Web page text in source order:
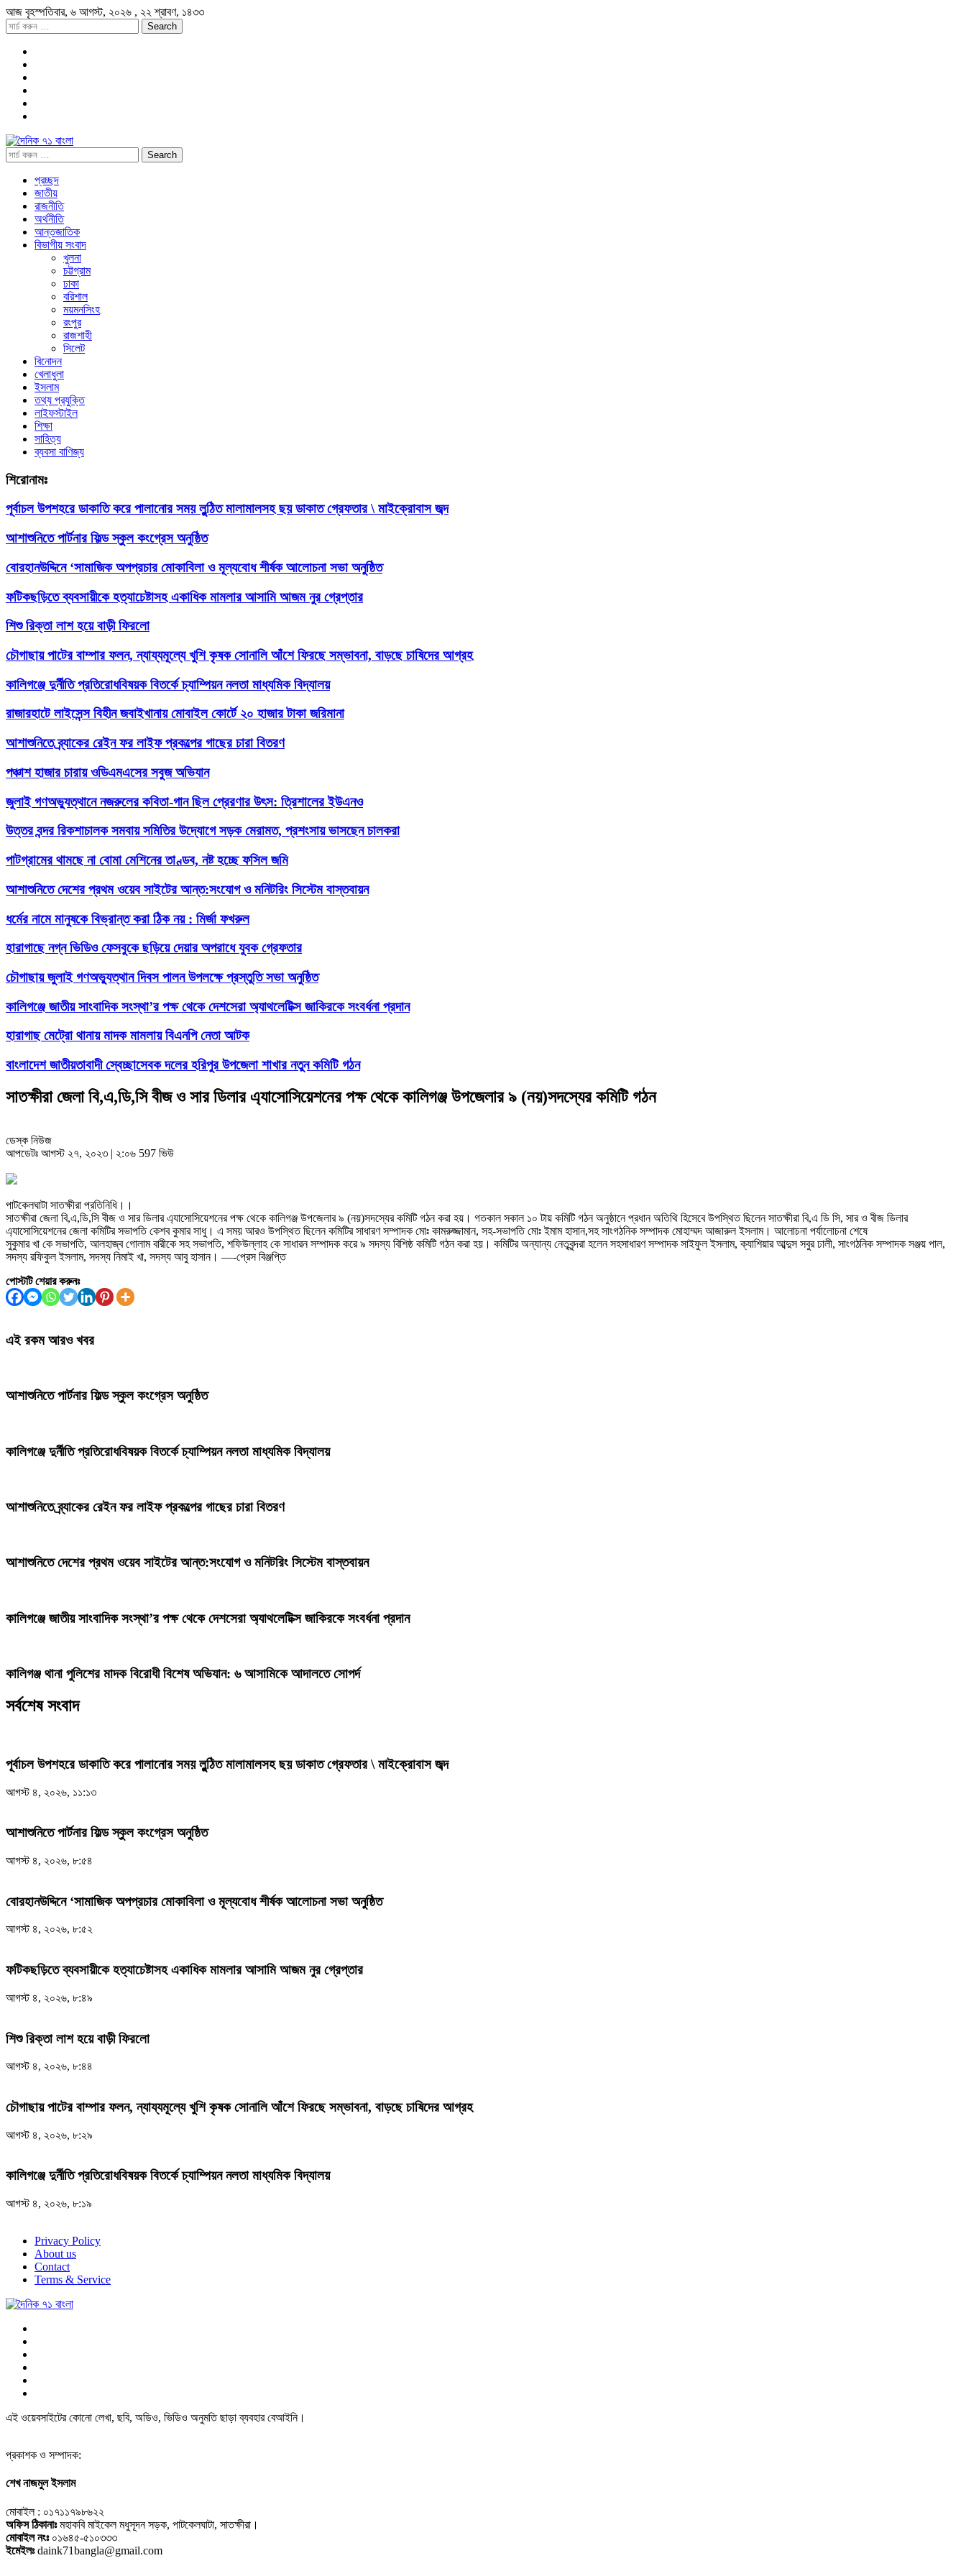
আজ বৃহস্পতিবার, ৬ আগস্ট, ২০২৬ , ২২ শ্রাবণ, ১৪৩৩
প্রচ্ছদ
জাতীয়
রাজনীতি
অর্থনীতি
আন্তজাতিক
বিভাগীয় সংবাদ
খুলনা
চট্টগ্রাম
ঢাকা
বরিশাল
ময়মনসিংহ
রংপুর
রাজশাহী
সিলেট
বিনোদন
খেলাধুলা
ইসলাম
তথ্য প্রযুক্তি
লাইফস্টাইল
শিক্ষা
সাহিত্য
ব্যবসা বাণিজ্য
শিরোনামঃ
পূর্বাচল উপশহরে ডাকাতি করে পালানোর সময় লুন্ঠিত মালামালসহ ছয় ডাকাত গ্রেফতার \ মাইক্রোবাস জব্দ
আশাশুনিতে পার্টনার ফিল্ড স্কুল কংগ্রেস অনুষ্ঠিত
‎বোরহানউদ্দিনে ‘সামাজিক অপপ্রচার মোকাবিলা ও মূল্যবোধ শীর্ষক আলোচনা সভা অনুষ্ঠিত
ফটিকছড়িতে ব্যবসায়ীকে হত্যাচেষ্টাসহ একাধিক মামলার আসামি আজম নুর গ্রেপ্তার
শিশু রিক্তা লাশ হয়ে বাড়ী ফিরলো
চৌগাছায় পাটের বাম্পার ফলন, ন্যায্যমূল্যে খুশি কৃষক সোনালি আঁশে ফিরছে সম্ভাবনা, বাড়ছে চাষিদের আগ্রহ
কালিগঞ্জে দুর্নীতি প্রতিরোধবিষয়ক বিতর্কে চ্যাম্পিয়ন নলতা মাধ্যমিক বিদ্যালয়
রাজারহাটে লাইসেন্স বিহীন জবাইখানায় মোবাইল কোর্টে ২০ হাজার টাকা জরিমানা
আশাশুনিতে ব্র্যাকের রেইন ফর লাইফ প্রকল্পের গাছের চারা বিতরণ
পঞ্চাশ হাজার চারায় ওডিএমএসের সবুজ অভিযান
জুলাই গণঅভ্যুত্থানে নজরুলের কবিতা-গান ছিল প্রেরণার উৎস: ত্রিশালের ইউএনও
উত্তর বন্দর রিকশাচালক সমবায় সমিতির উদ্যোগে সড়ক মেরামত, প্রশংসায় ভাসছেন চালকরা
পাটগ্রামের থামছে না বোমা মেশিনের তাণ্ডব, নষ্ট হচ্ছে ফসিল জমি
আশাশুনিতে দেশের প্রথম ওয়েব সাইটের আন্ত:সংযোগ ও মনিটরিং সিস্টেম বাস্তবায়ন
ধর্মের নামে মানুষকে বিভ্রান্ত করা ঠিক নয় : মির্জা ফখরুল
হারাগাছে নগ্ন ভিডিও ফেসবুকে ছড়িয়ে দেয়ার অপরাধে যুবক গ্রেফতার
চৌগাছায় জুলাই গণঅভ্যুত্থান দিবস পালন উপলক্ষে প্রস্তুতি সভা অনুষ্ঠিত
কালিগঞ্জে জাতীয় সাংবাদিক সংস্থা’র পক্ষ থেকে দেশসেরা অ্যাথলেটিক্স জাকিরকে সংবর্ধনা প্রদান
হারাগাছ মেট্রো থানায় মাদক মামলায় বিএনপি নেতা আটক
বাংলাদেশ জাতীয়তাবাদী স্বেচ্ছাসেবক দলের হরিপুর উপজেলা শাখার নতুন কমিটি গঠন
সাতক্ষীরা জেলা বি,এ,ডি,সি বীজ ও সার ডিলার এ্যাসোসিয়েশনের পক্ষ থেকে কালিগঞ্জ উপজেলার ৯ (নয়)সদস্যের কমিটি গঠন
ডেস্ক নিউজ
আপডেটঃ আগস্ট ২৭, ২০২৩ | ২:০৬ 597 ভিউ
পাটকেলঘাটা সাতক্ষীরা প্রতিনিধি।।
সাতক্ষীরা জেলা বি,এ,ডি,সি বীজ ও সার ডিলার এ্যাসোসিয়েশনের পক্ষ থেকে কালিগঞ্জ উপজেলার ৯ (নয়)সদস্যের কমিটি গঠন করা হয়। গতকাল সকাল ১০ টায় কমিটি গঠন অনুষ্ঠানে প্রধান অতিথি হিসেবে উপস্থিত ছিলেন সাতক্ষীরা বি,এ ডি সি, সার ও বীজ ডিলার
এ্যাসোসিয়েশনের জেলা কমিটির সভাপতি কেশব কুমার সাধু। এ সময় আরও উপস্থিত ছিলেন কমিটির সাধারণ সম্পাদক মোঃ কামরুজ্জামান, সহ-সভাপতি মোঃ ইমাম হাসান,সহ সাংগঠনিক সম্পাদক মোহাম্মদ আজারুল ইসলাম। আলোচনা পর্যালোচনা শেষে
সুকুমার খা কে সভাপতি, আলহাজ্ব গোলাম বারীকে সহ সভাপতি, শফিউল্লাহ কে সাধারন সম্পাদক করে ৯ সদস্য বিশিষ্ঠ কমিটি গঠন করা হয়। কমিটির অন্যান্য নেতৃবৃন্দরা হলেন সহসাধারণ সম্পাদক সাইফুল ইসলাম, ক্যাশিয়ার আব্দুস সবুর ঢালী, সাংগঠনিক সম্পাদক সঞ্জয় পাল,
সদস্য রফিকুল ইসলাম, সদস্য নিমাই খা, সদস্য আবু হাসান। —-প্রেস বিঞ্জপ্তি
পোস্টটি শেয়ার করুনঃ
এই রকম আরও খবর
আশাশুনিতে পার্টনার ফিল্ড স্কুল কংগ্রেস অনুষ্ঠিত
কালিগঞ্জে দুর্নীতি প্রতিরোধবিষয়ক বিতর্কে চ্যাম্পিয়ন নলতা মাধ্যমিক বিদ্যালয়
আশাশুনিতে ব্র্যাকের রেইন ফর লাইফ প্রকল্পের গাছের চারা বিতরণ
আশাশুনিতে দেশের প্রথম ওয়েব সাইটের আন্ত:সংযোগ ও মনিটরিং সিস্টেম বাস্তবায়ন
কালিগঞ্জে জাতীয় সাংবাদিক সংস্থা’র পক্ষ থেকে দেশসেরা অ্যাথলেটিক্স জাকিরকে সংবর্ধনা প্রদান
কালিগঞ্জ থানা পুলিশের মাদক বিরোধী বিশেষ অভিযান: ৬ আসামিকে আদালতে সোপর্দ
সর্বশেষ সংবাদ
পূর্বাচল উপশহরে ডাকাতি করে পালানোর সময় লুন্ঠিত মালামালসহ ছয় ডাকাত গ্রেফতার \ মাইক্রোবাস জব্দ
আগস্ট ৪, ২০২৬, ১১:১৩
আশাশুনিতে পার্টনার ফিল্ড স্কুল কংগ্রেস অনুষ্ঠিত
আগস্ট ৪, ২০২৬, ৮:৫৪
‎বোরহানউদ্দিনে ‘সামাজিক অপপ্রচার মোকাবিলা ও মূল্যবোধ শীর্ষক আলোচনা সভা অনুষ্ঠিত
আগস্ট ৪, ২০২৬, ৮:৫২
ফটিকছড়িতে ব্যবসায়ীকে হত্যাচেষ্টাসহ একাধিক মামলার আসামি আজম নুর গ্রেপ্তার
আগস্ট ৪, ২০২৬, ৮:৪৯
শিশু রিক্তা লাশ হয়ে বাড়ী ফিরলো
আগস্ট ৪, ২০২৬, ৮:৪৪
চৌগাছায় পাটের বাম্পার ফলন, ন্যায্যমূল্যে খুশি কৃষক সোনালি আঁশে ফিরছে সম্ভাবনা, বাড়ছে চাষিদের আগ্রহ
আগস্ট ৪, ২০২৬, ৮:২৯
কালিগঞ্জে দুর্নীতি প্রতিরোধবিষয়ক বিতর্কে চ্যাম্পিয়ন নলতা মাধ্যমিক বিদ্যালয়
আগস্ট ৪, ২০২৬, ৮:১৯
Privacy Policy
About us
Contact
Terms & Service
এই ওয়েবসাইটের কোনো লেখা, ছবি, অডিও, ভিডিও অনুমতি ছাড়া ব্যবহার বেআইনি।
প্রকাশক ও সম্পাদক:
শেখ নাজমুল ইসলাম
মোবাইল : ০১৭১১৭৯৮৬২২
অফিস ঠিকানাঃমহাকবি মাইকেল মধুসূদন সড়ক, পাটকেলঘাটা, সাতক্ষীরা।
মোবাইল নংঃ০১৬৪৫-৫১০৩৩৩
ইমেইলঃdaink71bangla@gmail.com